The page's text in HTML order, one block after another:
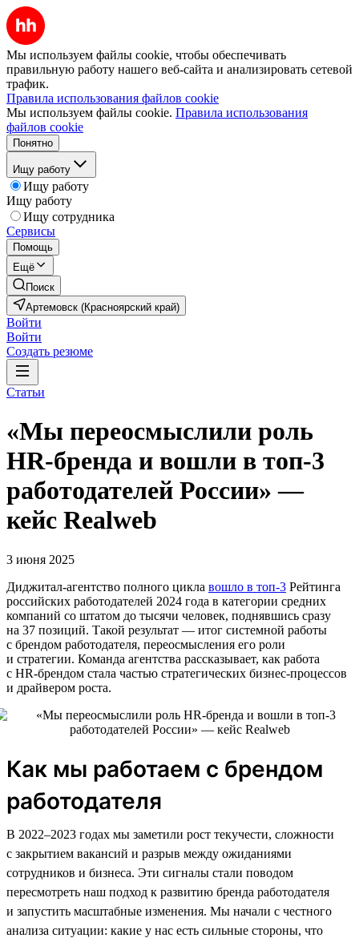
Мы используем файлы cookie, чтобы обеспечивать
правильную работу нашего веб-сайта и анализировать сетевой
трафик.
Правила использования файлов cookie
Мы используем файлы cookie. Правила использования
файлов cookie
Понятно
Ищу работу
Ищу работу
Ищу работу
Ищу сотрудника
Сервисы
Помощь
Ещё
Поиск
Артемовск (Красноярский край)
Войти
Войти
Создать резюме
Статьи
«Мы переосмыслили роль
HR-бренда и вошли в топ-3
работодателей России» —
кейс Realweb
3 июня 2025
Диджитал-агентство полного цикла вошло в топ-3 Рейтинга
российских работодателей 2024 года в категории средних
компаний со штатом до тысячи человек, поднявшись сразу
на 37 позиций. Такой результат — итог системной работы
с брендом работодателя, переосмысления его роли
и стратегии. Команда агентства рассказывает, как работа
с HR-брендом стала частью стратегических бизнес-процессов
и драйвером роста.
Как мы работаем с брендом
работодателя
В 2022–2023 годах мы заметили рост текучести, сложности
с закрытием вакансий и разрыв между ожиданиями
сотрудников и бизнеса. Эти сигналы стали поводом
пересмотреть наш подход к развитию бренда работодателя
и запустить масштабные изменения. Мы начали с честного
анализа ситуации: какие у нас есть сильные стороны, что